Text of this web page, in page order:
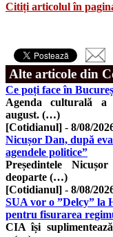
Citiți articolul în
Alte articole din
Ce poți face în
Agenda culturală
august. (…)
[Cotidianul] - 8/08/
Nicușor Dan, după
agendele politice”
Președintele
deoparte (…)
[Cotidianul] - 8/08/
SUA vor o ”Delcy” la
pentru fisurarea
CIA își